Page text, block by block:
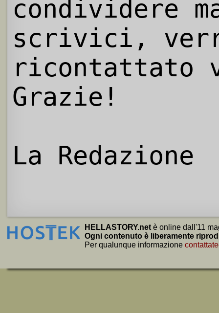
condividere
scrivici,
ricontattato
Grazie!
La Redazione
HELLASTORY.net è online dall'11
Ogni contenuto è liberamente
Per qualunque informazione